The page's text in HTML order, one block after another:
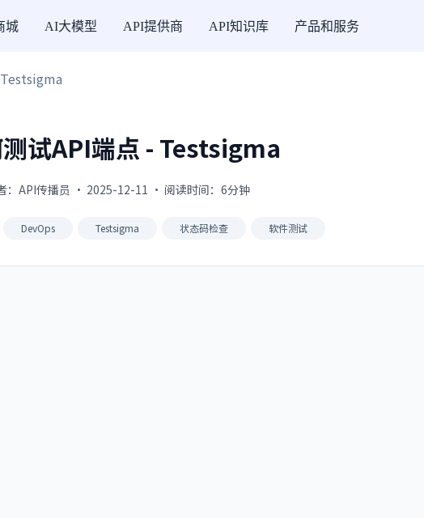
城 AI大模型 API提供商 API知识库 产品和服务
试API端点 - Testsigma
：API传播员 · 2025-12-11 · 阅读时间：6分钟
DevOps Testsigma 状态码检查 软件测试